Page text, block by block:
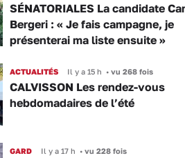
SÉNATORIALES La candidate
Bergeri : « Je fais campagne, je
présenterai ma liste ensuite »
ACTUALITÉS Il y a 15 h •vu 268 fois
CALVISSON Les rendez-vous
hebdomadaires de l’été
GARD Il y a 17 h •vu 228 fois